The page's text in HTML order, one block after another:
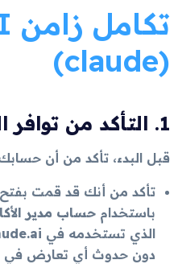
(claude)
1. التأكد من توافر الشروط الأساسية
قبل البدء، تأكد من أن حسابك
تأكد من أنك قد قمت بفتح
باستخدام حساب مدير
الذي تستخدمه في
دون حدوث أي تعارض في